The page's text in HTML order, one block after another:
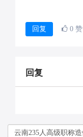
回复 0 赞
回复